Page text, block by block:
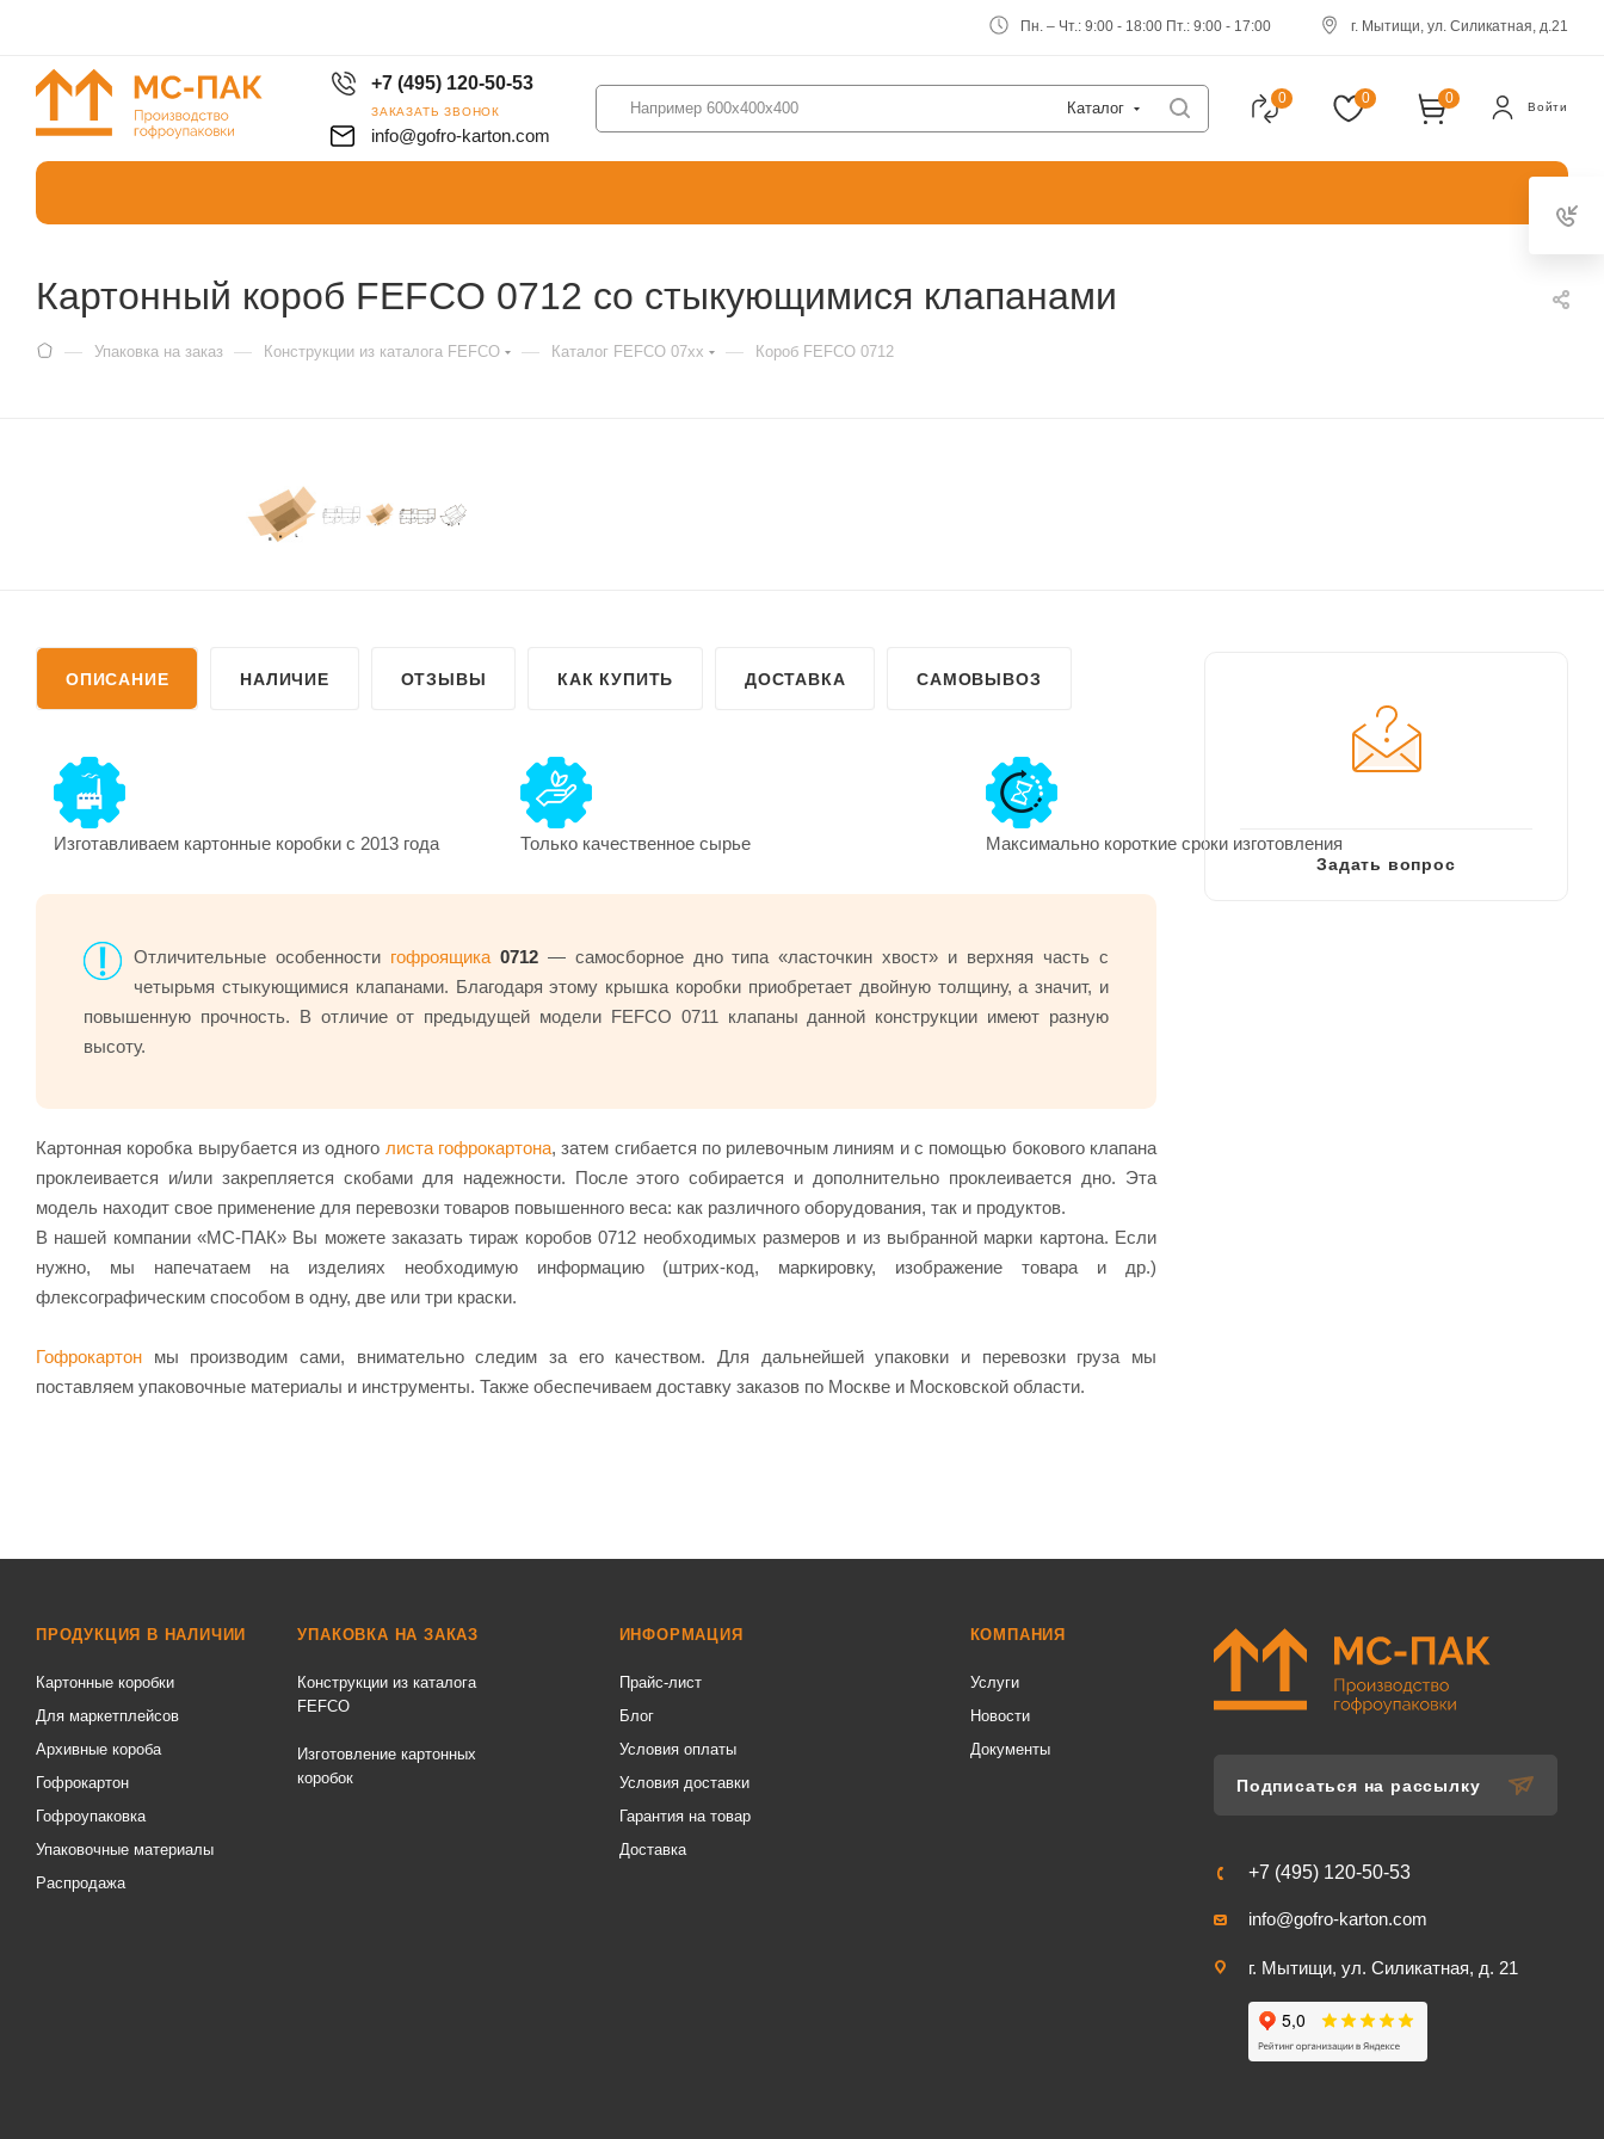
Пн. – Чт.: 9:00 - 18:00 Пт.: 9:00 - 17:00 г. Мытищи, ул. Силикатная, д.21
+7 (495) 120-50-53
ЗАКАЗАТЬ ЗВОНОК
info@gofro-karton.com
Каталог
0 0 0
Войти
Картонный короб FEFCO 0712 со стыкующимися клапанами
— Упаковка на заказ — Конструкции из каталога FEFCO — Каталог FEFCO 07xx — Короб FEFCO 0712
ОПИСАНИЕ НАЛИЧИЕ ОТЗЫВЫ КАК КУПИТЬ ДОСТАВКА САМОВЫВОЗ
Изготавливаем картонные коробки с 2013 года Только качественное сырье Максимально короткие сроки изготовления
Отличительные особенности гофроящика 0712— самосборное дно типа «ласточкин хвост» и верхняя часть с
четырьмя стыкующимися клапанами. Благодаря этому крышка коробки приобретает двойную толщину, а значит, и
повышенную прочность. В отличие от предыдущей модели FEFCO 0711 клапаны данной конструкции имеют разную
высоту.
Картонная коробка вырубается из одного листа гофрокартона, затем сгибается по рилевочным линиям и с помощью бокового клапана
проклеивается и/или закрепляется скобами для надежности. После этого собирается и дополнительно проклеивается дно. Эта
модель находит свое применение для перевозки товаров повышенного веса: как различного оборудования, так и продуктов.
В нашей компании «МС-ПАК» Вы можете заказать тираж коробов 0712 необходимых размеров и из выбранной марки картона. Если
нужно, мы напечатаем на изделиях необходимую информацию (штрих-код, маркировку, изображение товара и др.)
флексографическим способом в одну, две или три краски.
Гофрокартон мы производим сами, внимательно следим за его качеством. Для дальнейшей упаковки и перевозки груза мы
поставляем упаковочные материалы и инструменты. Также обеспечиваем доставку заказов по Москве и Московской области.
Задать вопрос
ПРОДУКЦИЯ В НАЛИЧИИ
Картонные коробки
Для маркетплейсов
Архивные короба
Гофрокартон
Гофроупаковка
Упаковочные материалы
Распродажа
УПАКОВКА НА ЗАКАЗ
Конструкции из каталога
FEFCO
Изготовление картонных
коробок
ИНФОРМАЦИЯ
Прайс-лист
Блог
Условия оплаты
Условия доставки
Гарантия на товар
Доставка
КОМПАНИЯ
Услуги
Новости
Документы
Подписаться на рассылку
+7 (495) 120-50-53
info@gofro-karton.com
г. Мытищи, ул. Силикатная, д. 21